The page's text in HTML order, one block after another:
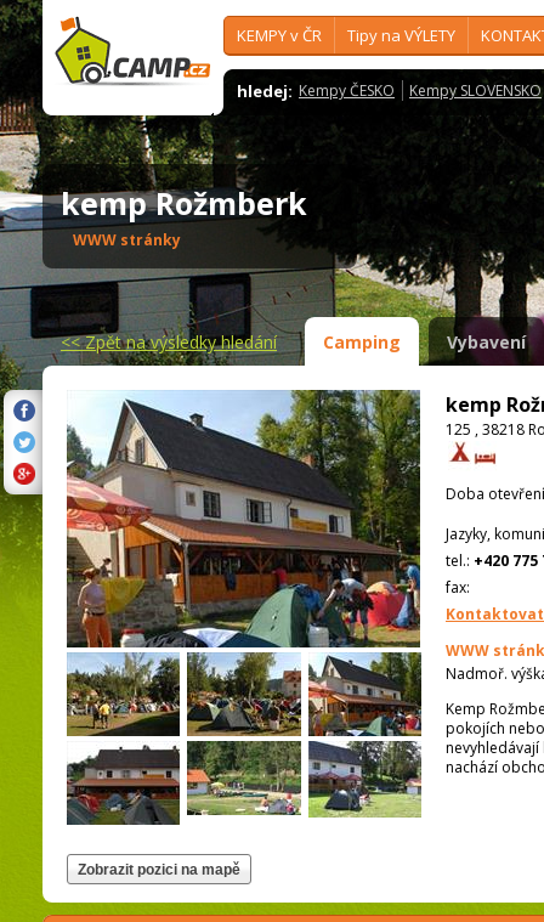
KEMPY v ČR Tipy na VÝLETY
hledej: Kempy ČESKO Kempy SLOVENSKO
kemp Rožmberk
WWW stránky
<<Zpět na výsledky hledání Camping Vybavení
kemp
125 , 38218
Doba
Jazyky,
tel.: +420 775
fax:
WWW
Nadmoř.
Kemp
pokojích
nachází